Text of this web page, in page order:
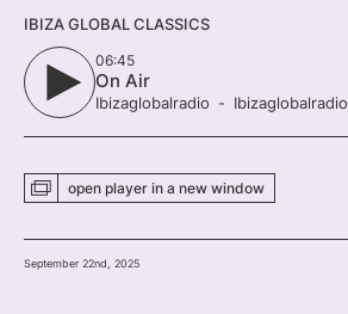
IBIZA GLOBAL CLASSICS
06:45
On Air
Ibizaglobalradio Ibizaglobalradio
open player in a new window
September 22nd, 2025